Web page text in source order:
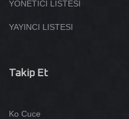
YONETICI LISTESI
YAYINCI LISTESI
Takip Et
Ko Cuce